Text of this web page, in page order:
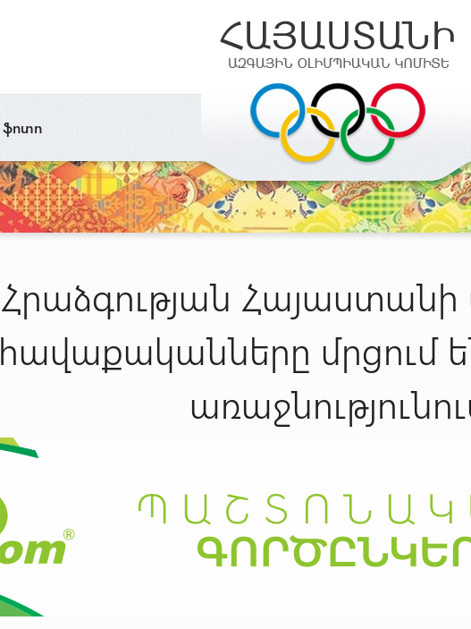
ֆոտո
Հրաձգության
հավաքականները մրցում